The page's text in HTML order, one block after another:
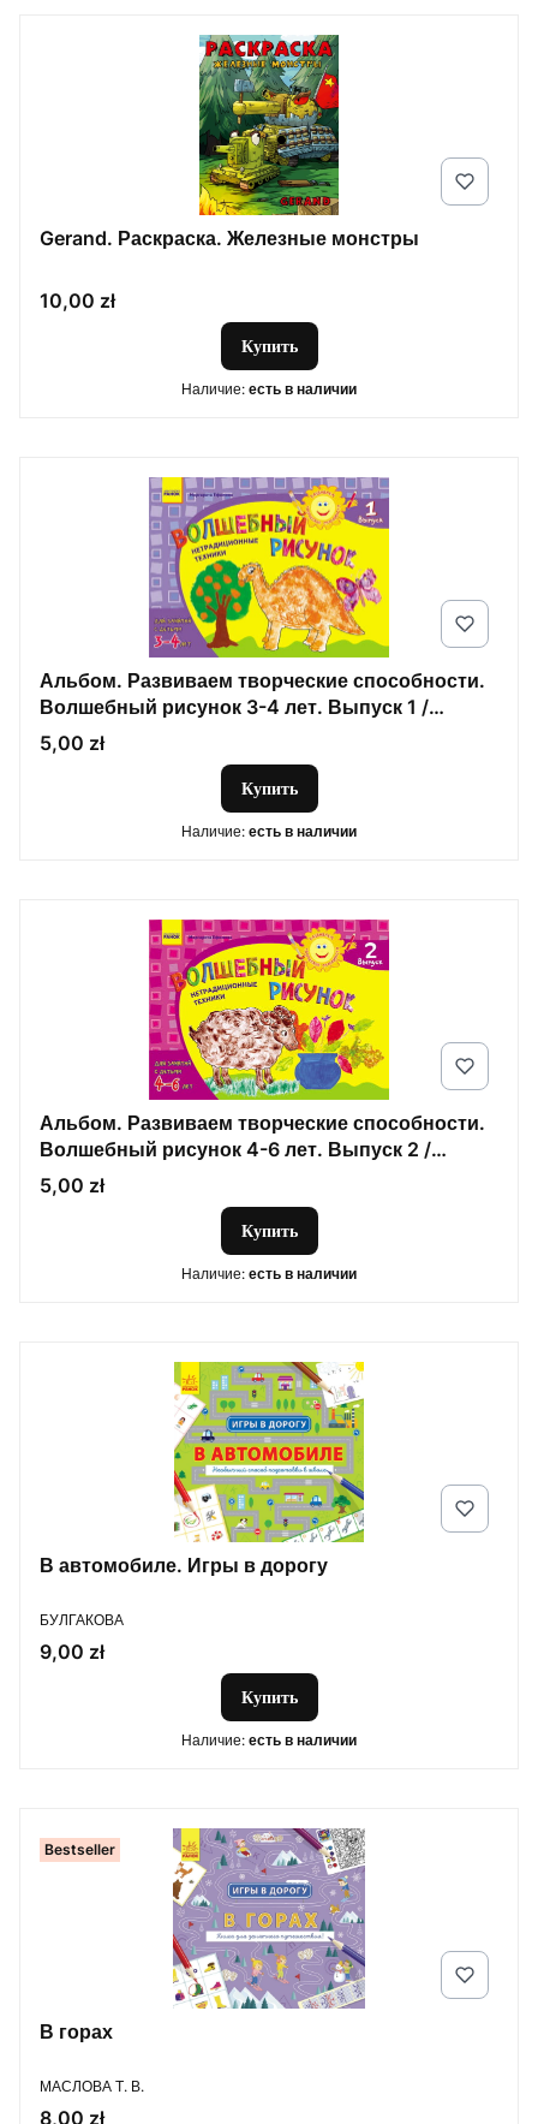
Gerand. Раскраска. Железные монстры
Цена
10,00 zł
Купить
Наличие: есть в наличии
Альбом. Развиваем творческие способности.
Волшебный рисунок 3-4 лет. Выпуск 1 /
ДИТИНА
Цена
5,00 zł
Купить
Наличие: есть в наличии
Альбом. Развиваем творческие способности.
Волшебный рисунок 4-6 лет. Выпуск 2 /
ДИТИНА
Цена
5,00 zł
Купить
Наличие: есть в наличии
В автомобиле. Игры в дорогу
ПРОИЗВОДИТЕЛЬ
БУЛГАКОВА
Цена
9,00 zł
Купить
Наличие: есть в наличии
Bestseller
В горах
ПРОИЗВОДИТЕЛЬ
МАСЛОВА Т. В.
Цена
8,00 zł